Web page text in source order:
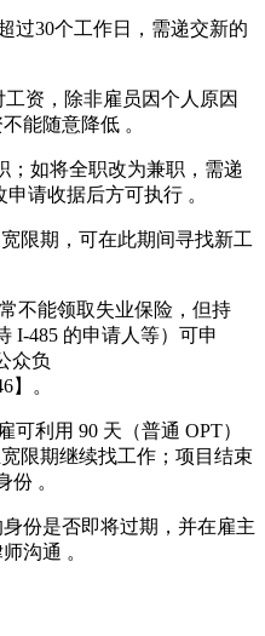
过30个工作日，需递交新的
资，除非雇员因个人原因
能随意降低 。
；如将全职改为兼职，需递
请收据后方可执行 。
限期，可在此期间寻找新工
不能领取失业保险，但持
I‑485 的申请人等）可申
众负
】。
可利用 90 天（普通 OPT）
限期继续找工作；项目结束
份 。
份是否即将过期，并在雇主
沟通 。